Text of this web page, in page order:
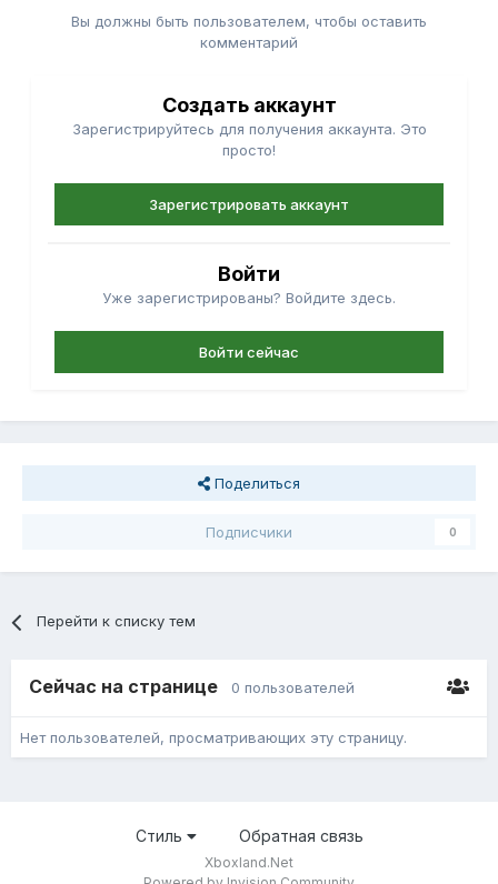
Вы должны быть пользователем, чтобы оставить
комментарий
Создать аккаунт
Зарегистрируйтесь для получения аккаунта. Это
просто!
Зарегистрировать аккаунт
Войти
Уже зарегистрированы? Войдите здесь.
Войти сейчас
Поделиться
Подписчики 0
Перейти к списку тем
Сейчас на странице 0 пользователей
Нет пользователей, просматривающих эту страницу.
Стиль Обратная связь
Xboxland.Net